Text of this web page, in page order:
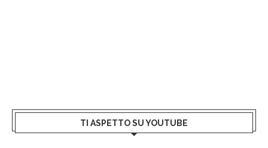
TI ASPETTO SU YOUTUBE